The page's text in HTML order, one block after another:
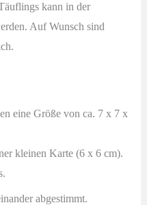
kann in der
Auf Wunsch sind
eine Größe von ca. 7 x 7 x
kleinen Karte (6 x 6 cm).
abgestimmt.